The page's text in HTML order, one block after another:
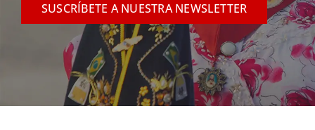
SUSCRÍBETE A NUESTRA NEWSLETTER